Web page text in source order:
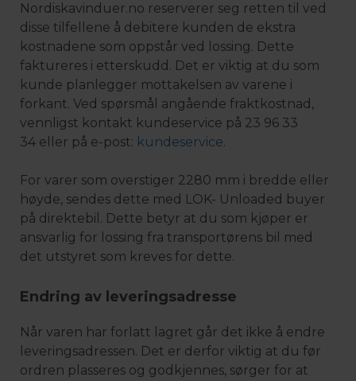
Nordiskavinduer.no reserverer seg retten til ved
disse tilfellene å debitere kunden de ekstra
kostnadene som oppstår ved lossing. Dette
faktureres i etterskudd. Det er viktig at du som
kunde planlegger mottakelsen av varene i
forkant. Ved spørsmål angående fraktkostnad,
vennligst kontakt kundeservice på 23 96 33
34 eller på e-post: kundeservice.
For varer som overstiger 2280 mm i bredde eller
høyde, sendes dette med LOK- Unloaded buyer
på direktebil. Dette betyr at du som kjøper er
ansvarlig for lossing fra transportørens bil med
det utstyret som kreves for dette.
Endring av leveringsadresse
Når varen har forlatt lagret går det ikke å endre
leveringsadressen. Det er derfor viktig at du før
ordren plasseres og godkjennes, sørger for at